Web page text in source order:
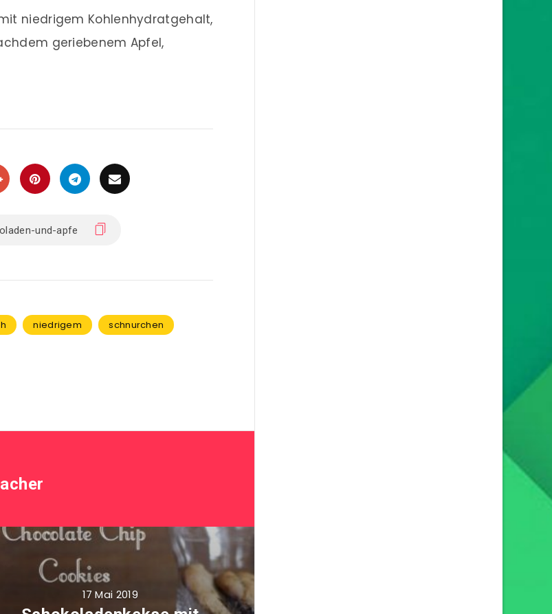
niedrigem Kohlenhydratgehalt,
geriebenem Apfel,
niedrigem
schnurchen
17 Mai 2019